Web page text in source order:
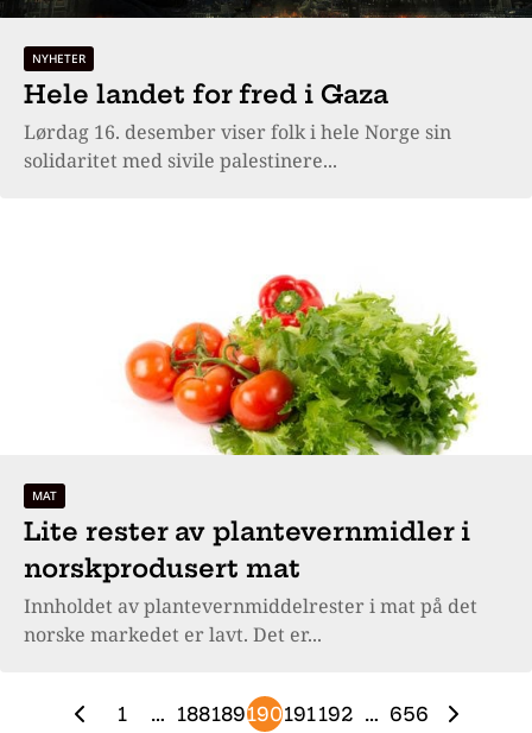
NYHETER
Hele landet for fred i Gaza
Lørdag 16. desember viser folk i hele Norge sin
solidaritet med sivile palestinere...
MAT
Lite rester av plantevernmidler i
norskprodusert mat
Innholdet av plantevernmiddelrester i mat på det
norske markedet er lavt. Det er...
1 … 188189190191192 … 656